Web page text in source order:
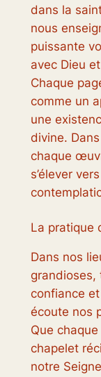
dans la
nous
puissante
avec Dieu
Chaque
comme un
une
divine.
chaque
s’élever
La pratique
Dans nos
grandioses,
confiance
écoute nos
Que
chapelet
notre